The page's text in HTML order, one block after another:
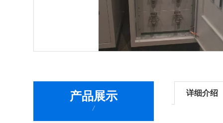
产品展示
/
详细介绍